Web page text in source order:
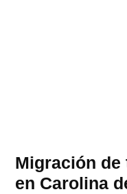
Migración
en Carolina